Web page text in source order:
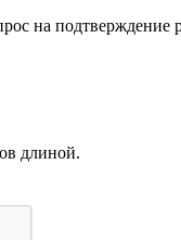
на подтверждение
длиной.